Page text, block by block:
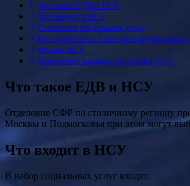
Что такое ЕДВ и НСУ
Что входит в НСУ
Стоимость социальных услуг
Кто относится к категории федеральных
Формы НСУ
Изменения порядка получения услуг
Что такое ЕДВ и НСУ
Отделение СФР по столичному региону
Москвы и Подмосковья при этом могут
Что входит в НСУ
В набор социальных услуг входят: